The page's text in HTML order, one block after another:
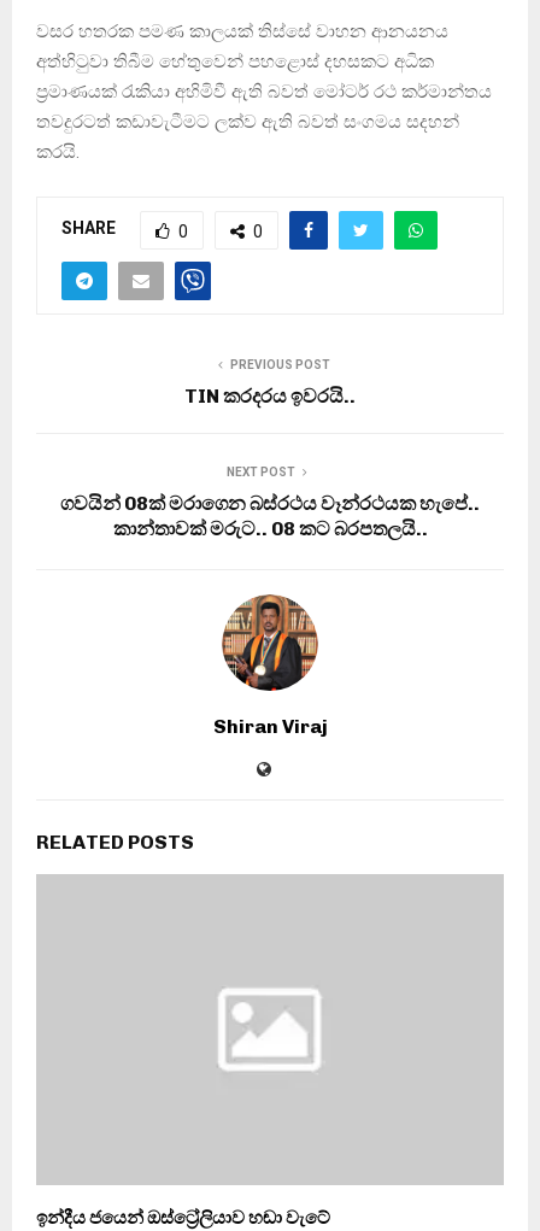
වසර හතරක පමණ කාලයක් තිස්සේ වාහන ආනයනය
අත්හිටුවා තිබීම හේතුවෙන් පහළොස් දහසකට අධික
ප්‍රමාණයක් රැකියා අහිමිවී ඇති බවත් මෝටර් රථ කර්මාන්තය
තවදුරටත් කඩාවැටීමට ලක්ව ඇති බවත් සංගමය සදහන්
කරයි.
SHARE 0 0
PREVIOUS POST
TIN කරදරය ඉවරයි..
NEXT POST
ගවයින් 08ක් මරාගෙන බස්රථය වෑන්රථයක හැපේ..
කාන්තාවක් මරුට.. 08 කට බරපතලයි..
Shiran Viraj
RELATED POSTS
ඉන්දීය ජයෙන් ඔස්ට්‍රේලියාව හඬා වැටේ